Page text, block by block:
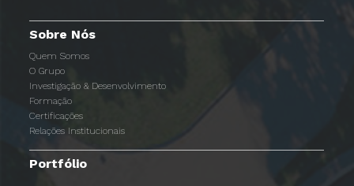
Sobre Nós
Quem Somos
O Grupo
Investigação & Desenvolvimento
Formação
Certificações
Relações Institucionais
Portfólio